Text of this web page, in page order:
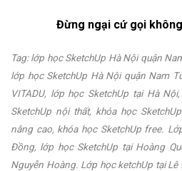
Đừng ngại cứ gọi
Tag: lớp học SketchUp Hà Nội quận
lớp học SketchUp Hà Nội quận Nam
VITADU, lớp học SketchUp tại Hà
SketchUp nội thất, khóa học
nâng cao, khóa học SketchUp free.
Đồng, lớp học SketchUp tại Hoàng
Nguyễn Hoàng. Lớp học ketchUp tại